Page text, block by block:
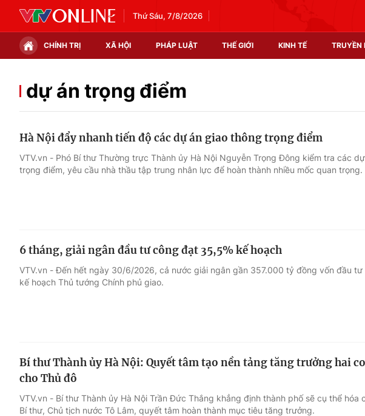
Thứ Sáu, 7/8/2026
CHÍNH TRỊ XÃ HỘI PHÁP LUẬT THẾ GIỚI KINH TẾ TRUYỀN
Chính trị Xã hội
Thế giới đó đây
Thị trường
Hậu
Điện ảnh
Âm nhạc
Sao
Du lịch
Chất lượng cuộc sống
Tuyển sinh
dự án trọng điểm
Hà Nội đẩy nhanh tiến độ các dự án giao thông trọng điểm
VTV.vn - Phó Bí thư Thường trực Thành ủy Hà Nội Nguyễn Trọng Đông kiểm tra các
trọng điểm, yêu cầu nhà thầu tập trung nhân lực để hoàn thành nhiều mốc quan trọng.
6 tháng, giải ngân đầu tư công đạt 35,5% kế hoạch
VTV.vn - Đến hết ngày 30/6/2026, cả nước giải ngân gần 357.000 tỷ đồng vốn đầu
kế hoạch Thủ tướng Chính phủ giao.
Bí thư Thành ủy Hà Nội: Quyết tâm tạo nền tảng tăng trưởng hai
cho Thủ đô
VTV.vn - Bí thư Thành ủy Hà Nội Trần Đức Thắng khẳng định thành phố sẽ cụ thể hóa
Bí thư, Chủ tịch nước Tô Lâm, quyết tâm hoàn thành mục tiêu tăng trưởng.